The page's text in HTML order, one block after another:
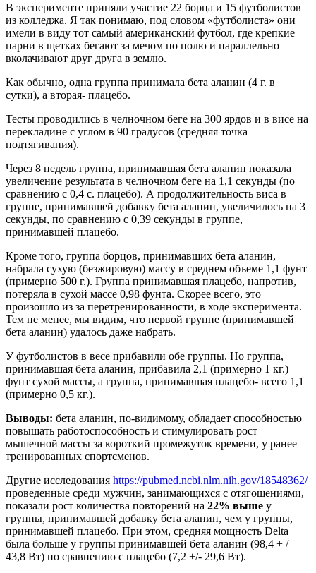
В эксперименте приняли участие 22 борца и 15 футболистов
из колледжа. Я так понимаю, под словом «футболиста» они
имели в виду тот самый американский футбол, где крепкие
парни в щетках бегают за мечом по полю и параллельно
вколачивают друг друга в землю.
Как обычно, одна группа принимала бета аланин (4 г. в
сутки), а вторая- плацебо.
Тесты проводились в челночном беге на 300 ярдов и в висе на
перекладине с углом в 90 градусов (средняя точка
подтягивания).
Через 8 недель группа, принимавшая бета аланин показала
увеличение результата в челночном беге на 1,1 секунды (по
сравнению с 0,4 с. плацебо). А продолжительность виса в
группе, принимавшей добавку бета аланин, увеличилось на 3
секунды, по сравнению с 0,39 секунды в группе,
принимавшей плацебо.
Кроме того, группа борцов, принимавших бета аланин,
набрала сухую (безжировую) массу в среднем объеме 1,1 фунт
(примерно 500 г.). Группа принимавшая плацебо, напротив,
потеряла в сухой массе 0,98 фунта. Скорее всего, это
произошло из за перетренированности, в ходе эксперимента.
Тем не менее, мы видим, что первой группе (принимавшей
бета аланин) удалось даже набрать.
У футболистов в весе прибавили обе группы. Но группа,
принимавшая бета аланин, прибавила 2,1 (примерно 1 кг.)
фунт сухой массы, а группа, принимавшая плацебо- всего 1,1
(примерно 0,5 кг.).
Выводы: бета аланин, по-видимому, обладает способностью
повышать работоспособность и стимулировать рост
мышечной массы за короткий промежуток времени, у ранее
тренированных спортсменов.
Другие исследования https://pubmed.ncbi.nlm.nih.gov/18548362/
проведенные среди мужчин, занимающихся с отягощениями,
показали рост количества повторений на 22% выше у
группы, принимавшей добавку бета аланин, чем у группы,
принимавшей плацебо. При этом, средняя мощность Delta
была больше у группы принимавшей бета аланин (98,4 + / —
43,8 Вт) по сравнению с плацебо (7,2 +/- 29,6 Вт).